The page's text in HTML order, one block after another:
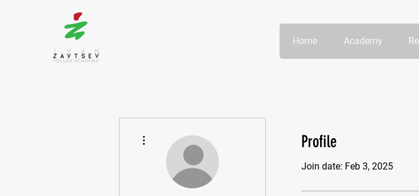
Home Academy
Profile
Join date: Feb 3, 2025